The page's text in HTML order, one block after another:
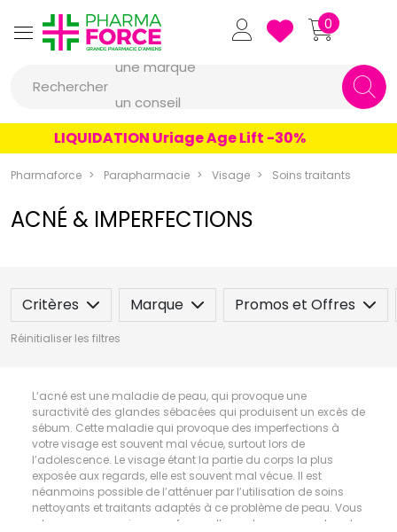
Pharmaforce Grande Pharmacie
0
Rechercher
une marque
un produit
une marque
LIQUIDATION Uriage Age Lift -30%
Pharmaforce Parapharmacie Visage Soins traitants
ACNÉ & IMPERFECTIONS
Critères Marque Promos et Offres
Réinitialiser les filtres
L’acné est une maladie de peau, qui provoque une
suractivité des glandes sébacées qui produisent un excès de
sébum. Cette maladie qui provoque des imperfections à
votre visage est souvent mal vécue, surtout lors de
l’adolescence. Le visage étant la partie du corps la plus
exposée aux regards, elle est souvent mal vécue. Il est
néanmoins possible de l’atténuer par l’utilisation de soins
nettoyants et traitants adaptés à ce problème de peau. Vous
retrouverez ces soins sous forme d’eau, de mousses, de gels,